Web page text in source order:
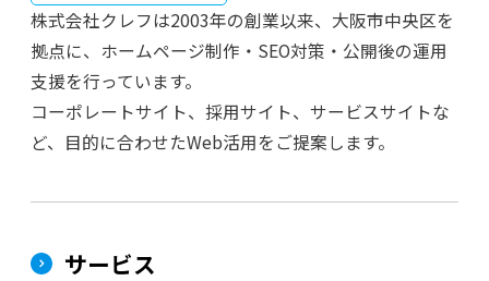
株式会社クレフは2003年の創業以来、大阪市中央区を
拠点に、ホームページ制作・SEO対策・公開後の運用
支援を行っています。
コーポレートサイト、採用サイト、サービスサイトな
ど、目的に合わせたWeb活用をご提案します。
サービス